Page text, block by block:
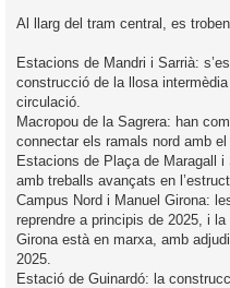
Al llarg del tram central, es
Estacions de Mandri i Sarrià:
construcció de la llosa
circulació.
Macropou de la Sagrera: han
connectar els ramals nord amb el
Estacions de Plaça de Maragall
amb treballs avançats en
Campus Nord i Manuel Girona:
reprendre a principis de 2025, i
Girona està en marxa, amb
2025.
Estació de Guinardó: la